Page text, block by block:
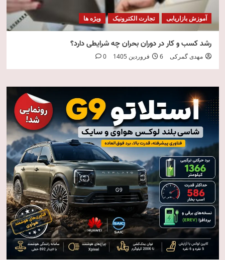
آموزش بازاریابی تجارت الکترونیک ویژه ها
رشد کسب و کار در دوران بحران چه شرایطی دارد؟
مهدی گمرکی 6 فروردین 1405 0